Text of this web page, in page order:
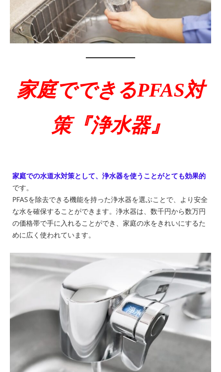
家庭でできるPFAS対
策『浄水器』
家庭での水道水対策として、浄水器を使うことがとても効果的
です。
PFASを除去できる機能を持った浄水器を選ぶことで、より安全
な水を確保することができます。浄水器は、数千円から数万円
の価格帯で手に入れることができ、家庭の水をきれいにするた
めに広く使われています。